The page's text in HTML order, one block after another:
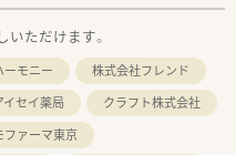
ただけます。
モニー
株式会社フレンド
セイ薬局
クラフト株式会社
ァーマ東京